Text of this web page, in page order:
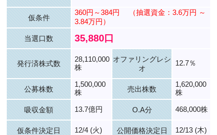
仮条件
360円～384円
（抽選資金：3.6万円 ～
3.84万円）
当選口数 35,880口
発行済株式数
28,110,000
株
オファリングレシ
オ
12.7％
公募株数
1,500,000
株
売出株数
1,620,000
株
吸収金額 13.7億円 O.A分 468,000株
仮条件決定日 12/4 (火) 公開価格決定日 12/13 (木)